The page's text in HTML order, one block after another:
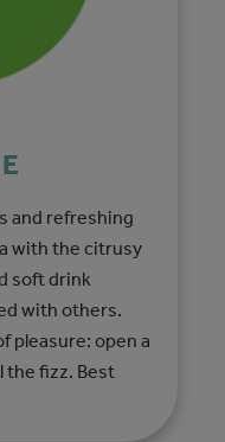
and refreshing
with the citrusy
soft drink
with others.
pleasure: open a
the fizz. Best